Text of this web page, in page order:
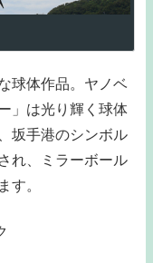
球体作品。ヤノベ
」は光り輝く球体
坂手港のシンボル
れ、ミラーボール
す。